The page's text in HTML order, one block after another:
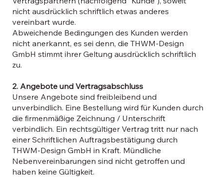
nicht ausdrücklich schriftlich etwas anderes
vereinbart wurde.
Abweichende Bedingungen des Kunden werden
nicht anerkannt, es sei denn, die THWM-Design
GmbH stimmt ihrer Geltung ausdrücklich schriftlich
zu.
2. Angebote und Vertragsabschluss
Unsere Angebote sind freibleibend und
unverbindlich. Eine Bestellung wird für Kunden durch
die firmenmäßige Zeichnung / Unterschrift
verbindlich. Ein rechtsgültiger Vertrag tritt nur nach
einer Schriftlichen Auftragsbestätigung durch
THWM-Design GmbH in Kraft. Mündliche
Nebenvereinbarungen sind nicht getroffen und
haben keine Gültigkeit.